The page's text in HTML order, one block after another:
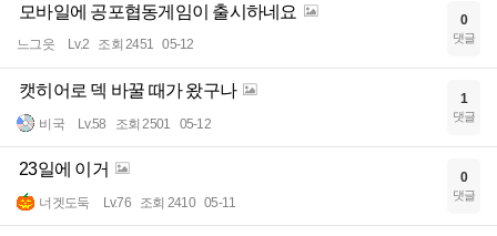
모바일에 공포협동게임이 출시하네요
느그읏 Lv.2 조회 2451 05-12
0
댓글
캣히어로 덱 바꿀 때가 왔구나
비국 Lv.58 조회 2501 05-12
1
댓글
23일에 이거
너겟도둑 Lv.76 조회 2410 05-11
0
댓글